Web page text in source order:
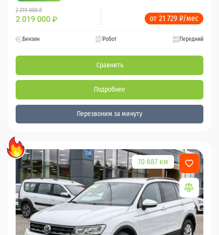
2 219 000 ₽
2 019 000 ₽ от 21 729 ₽/мес
Бензин Робот Передний
Сравнить
Подробнее
Перезвоним за минуту
70 687 км